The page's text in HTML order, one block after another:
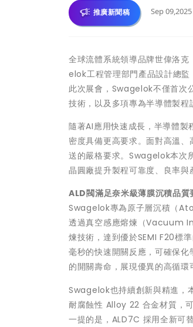
推廣新聞稿 Sep 09,2025
全球流體系統領導品牌世偉洛
elok工程管理部門產品設計總
此次展會，Swagelok不僅首次
技術，以及多項專為半導體製程
隨著AI應用快速成長，半導體
密度具備更高要求。面對高溫
送的嚴格要求。Swagelok本次
晶圓廠提升製程可靠度、良率與
ALD閥滿足奈米級薄膜沉積品質
Swagelok專為原子層沉積（
透過真空感應熔煉（Vacuum
煉技術，達到優於SEMI F20標
毫秒的快速開關反應，可確保
的開關壽命，展現優異的高循環
Swagelok也持續創新與精進，
耐腐蝕性 Alloy 22 合金材質，
一提的是，ALD7C 採用全新可